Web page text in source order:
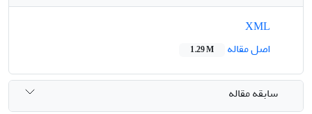
اصل مقاله
1.29 M
سابقه مقاله